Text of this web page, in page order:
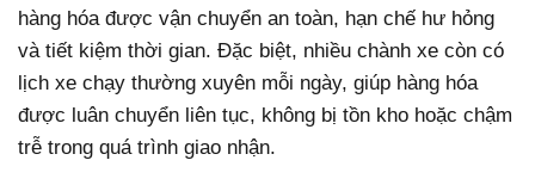
hàng hóa được vận chuyển an toàn, hạn chế hư hỏng
và tiết kiệm thời gian. Đặc biệt, nhiều chành xe còn có
lịch xe chạy thường xuyên mỗi ngày, giúp hàng hóa
được luân chuyển liên tục, không bị tồn kho hoặc chậm
trễ trong quá trình giao nhận.